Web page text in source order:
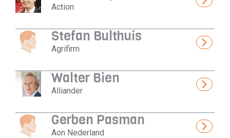
Action
Stefan Bulthuis
Agrifirm
Walter Bien
Alliander
Gerben Pasman
Aon Nederland